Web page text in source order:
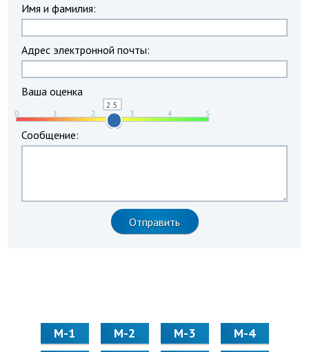
Имя и фамилия:
Адрес электронной почты:
Ваша оценка
Сообщение:
М-1 М-2 М-3
М-4